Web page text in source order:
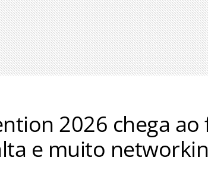
2026 chega ao
e muito